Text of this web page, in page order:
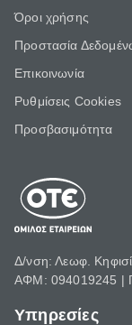
Όροι χρήσης
Προστασία
Επικοινωνία
Ρυθμίσεις Cookies
Προσβασιμότητα
Δ/νση: Λεωφ.
ΑΦΜ: 094019245 |
Υπηρεσίες